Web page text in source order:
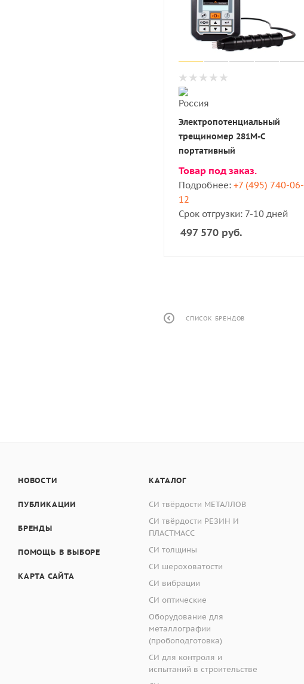
Электропотенциальный
трещиномер 281М-С
портативный
Товар под заказ.
Подробнее: +7 (495) 740-06-
12
Срок отгрузки: 7-10 дней
497 570 руб.
СПИСОК БРЕНДОВ
НОВОСТИ
ПУБЛИКАЦИИ
БРЕНДЫ
ПОМОЩЬ В ВЫБОРЕ
КАРТА САЙТА
КАТАЛОГ
СИ твёрдости МЕТАЛЛОВ
СИ твёрдости РЕЗИН И
ПЛАСТМАСС
СИ толщины
СИ шероховатости
СИ вибрации
СИ оптические
Оборудование для
металлографии
(пробоподготовка)
СИ для контроля и
испытаний в строительстве